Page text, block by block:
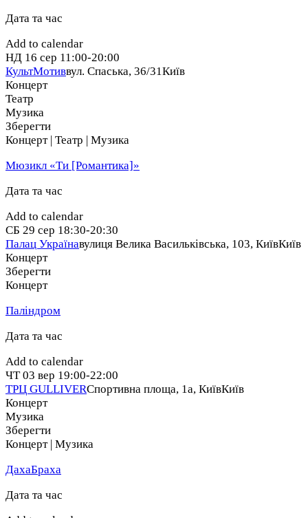
Старт: 19:30
Дата та час
Add to calendar
НД 16 сер 11:00-20:00
КультМотиввул. Спаська, 36/31Київ
Концерт
Театр
Музика
Зберегти
Концерт | Театр | Музика
Мюзикл «Ти [Романтика]»
Дата та час
Add to calendar
СБ 29 сер 18:30-20:30
Палац Українавулиця Велика Васильківська, 103, КиївКиїв
Концерт
Зберегти
Концерт
Паліндром
Дата та час
Add to calendar
ЧТ 03 вер 19:00-22:00
ТРЦ GULLIVERСпортивна площа, 1a, КиївКиїв
Концерт
Музика
Зберегти
Концерт | Музика
ДахаБраха
Дата та час